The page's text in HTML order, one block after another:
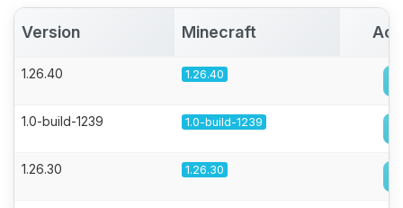
Version Minecraft
1.26.40 1.26.40
1.0-build-1239 1.0-build-1239
1.26.30 1.26.30